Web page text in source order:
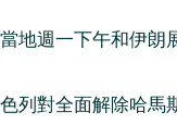
地週一下午和伊朗
列對全面解除哈馬